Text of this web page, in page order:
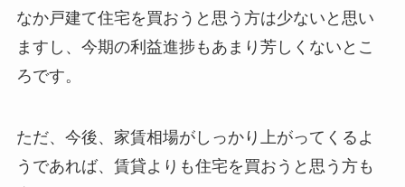
なか戸建て住宅を買おうと思う方は少ないと思い
ますし、今期の利益進捗もあまり芳しくないとこ
ろです。
ただ、今後、家賃相場がしっかり上がってくるよ
うであれば、賃貸よりも住宅を買おうと思う方も